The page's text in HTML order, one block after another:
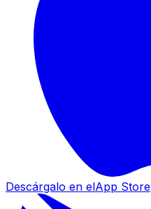
Descárgalo en elApp Store